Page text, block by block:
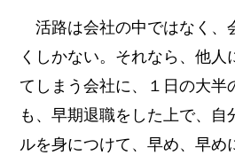
活路は会社の中ではなく、
くしかない。それなら、他
てしまう会社に、１日の大半
も、早期退職をした上で、自
ルを身につけて、早め、早め